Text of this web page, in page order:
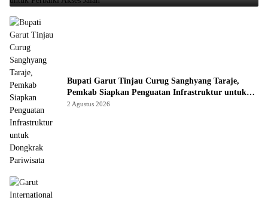
Bupati Garut Tinjau Curug Sanghyang Taraje,
Pemkab Siapkan Penguatan Infrastruktur untuk
Dongkrak Pariwisata
2 Agustus 2026